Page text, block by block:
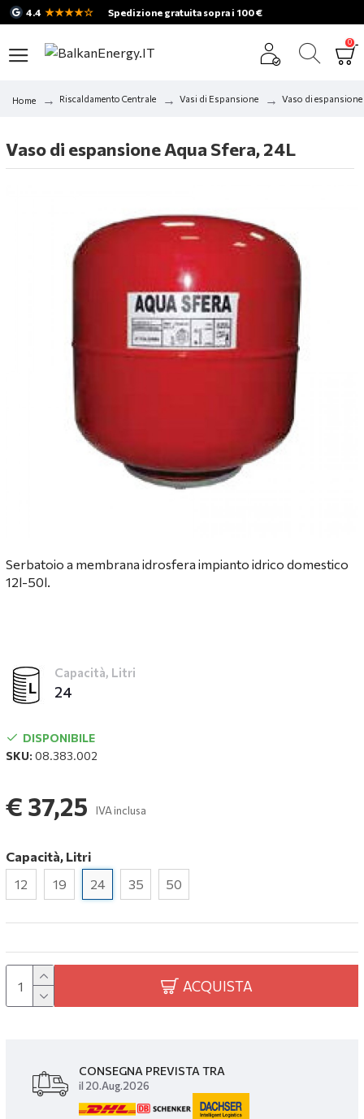
4.4 ★★★★☆ Spedizione gratuita sopra i 100 €
0
Home Riscaldamento Centrale Vasi di Espansione Vaso di
Vaso di espansione Aqua Sfera, 24L
Serbatoio a membrana idrosfera impianto idrico domestico
12l-50l.
Capacità, Litri
24
DISPONIBILE
SKU: 08.383.002
€ 37,25 IVA inclusa
Capacità, Litri
12
19 24 35 50
ACQUISTA
CONSEGNA PREVISTA TRA
il 20.Aug.2026